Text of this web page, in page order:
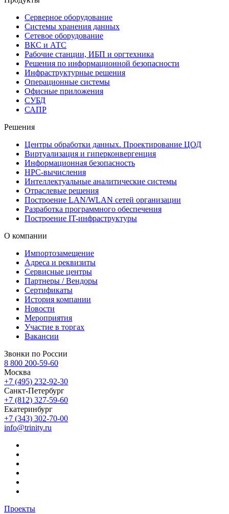
Серверное оборудование
Системы хранения данных
Сетевое оборудование
ВКС и АТС
Рабочие станции, ИБП и оргтехника
Решения по информационной безопасности
Инфраструктурные решения
Операционные системы
Офисные приложения
СУБД
САПР
Решения
Центры обработки данных. Проектирование ЦОД
Виртуализация и гиперконвергенция
Информационная безопасность
HPC-вычисления
Интеллектуальные аналитические системы
Отраслевые решения
Построение LAN/WLAN сетей организации
Разработка программного обеспечения
Построение IT-инфраструктуры
О компании
Импортозамещение
Адреса и реквизиты
Сервисные центры
Партнеры / Вендоры
Сертификаты
История компании
Новости
Мероприятия
Участие в торгах
Вакансии
Звонки по России
8 800 200-59-60
Москва
+7 (495) 232-92-30
Санкт-Петербург
+7 (812) 327-59-60
Екатеринбург
+7 (343) 302-70-00
info@trinity.ru
Проекты